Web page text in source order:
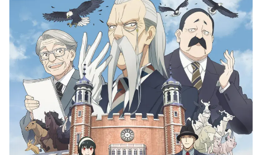
── ちゅっちゅしながらの濃厚
エッ画像♪
海外「日本よ、お前がナンバ
ーワンだ」 熊本地震直後の日
本の対応のスピードに世界が衝
【画像】顔100点、体30点の
女ｗｗｗ
反応
韓国人「どうやら五輪サッカ
ー日韓戦でも審判の接待があっ
た模様…」→「メダル剥奪なの
では…？（ﾌﾞﾙﾌﾞﾙ」＝韓国の
反応
韓国人「MLBで日本人より韓
国人選手のほうがこの能力だけ
は上だよね」